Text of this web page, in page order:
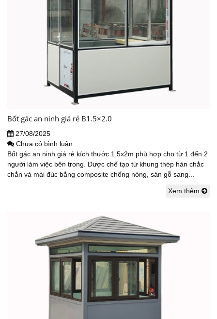
Bốt gác an ninh giá rẻ B1.5×2.0
27/08/2025
Chưa có bình luận
Bốt gác an ninh giá rẻ kích thước 1.5x2m phù hợp cho từ 1 đến 2
người làm việc bên trong. Được chế tạo từ khung thép hàn chắc
chắn và mái đúc bằng composite chống nóng, sàn gỗ sang...
Xem thêm